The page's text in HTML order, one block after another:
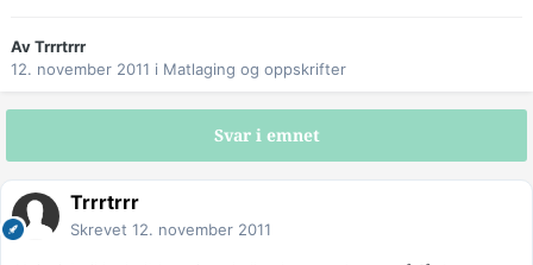
AvTrrrtrrr
12. november 2011 i Matlaging og oppskrifter
Svar i emnet
Trrrtrrr
Skrevet 12. november 2011